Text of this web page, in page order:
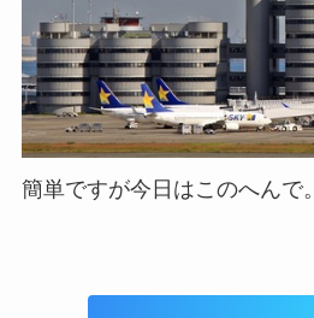
簡単ですが今日はこのへんで。